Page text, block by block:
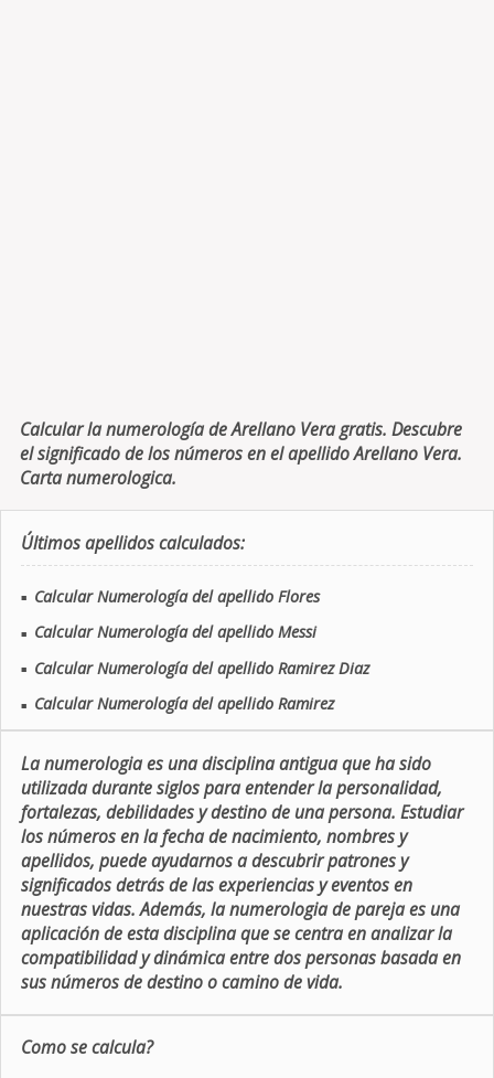
Calcular la numerología de Arellano Vera gratis. Descubre
el significado de los números en el apellido Arellano Vera.
Carta numerologica.
Últimos apellidos calculados:
■ Calcular Numerología del apellido Flores
■ Calcular Numerología del apellido Messi
■ Calcular Numerología del apellido Ramirez Diaz
■ Calcular Numerología del apellido Ramirez
La numerologia es una disciplina antigua que ha sido
utilizada durante siglos para entender la personalidad,
fortalezas, debilidades y destino de una persona. Estudiar
los números en la fecha de nacimiento, nombres y
apellidos, puede ayudarnos a descubrir patrones y
significados detrás de las experiencias y eventos en
nuestras vidas. Además, la numerologia de pareja es una
aplicación de esta disciplina que se centra en analizar la
compatibilidad y dinámica entre dos personas basada en
sus números de destino o camino de vida.
Como se calcula?